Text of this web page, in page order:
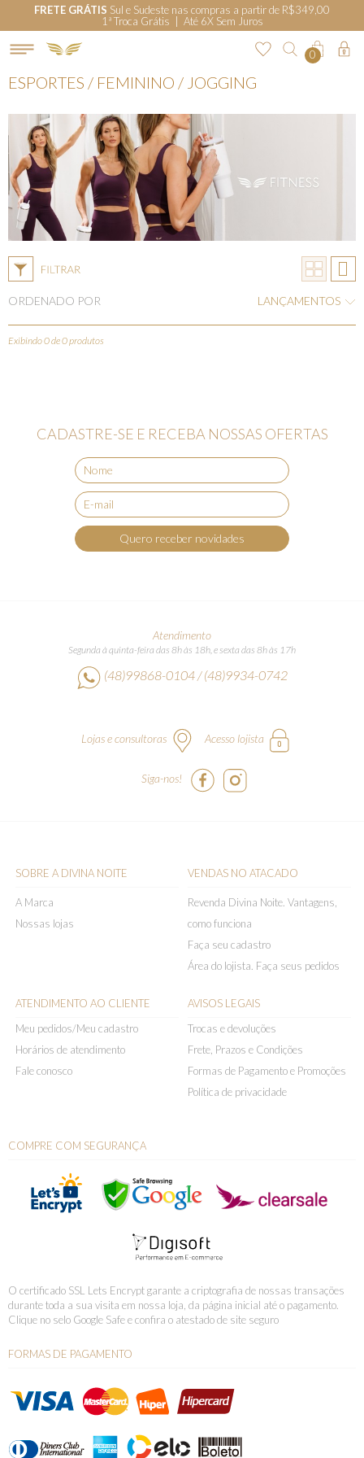
FRETE GRÁTIS Sul e Sudeste nas compras a partir de R$349,00
1ª Troca Grátis | Até 6X Sem Juros
0
ESPORTES / FEMININO / JOGGING
ORDENADO POR LANÇAMENTOS
Exibindo 0 de 0 produtos
CADASTRE-SE E RECEBA NOSSAS OFERTAS
Quero receber novidades
Atendimento
Segunda à quinta-feira das 8h às 18h, e sexta das 8h às 17h
(48)99868-0104 / (48)9934-0742
Lojas e consultoras Acesso lojista
Siga-nos!
SOBRE A DIVINA NOITE
A Marca
Nossas lojas
VENDAS NO ATACADO
Revenda Divina Noite. Vantagens,
como funciona
Faça seu cadastro
Área do lojista. Faça seus pedidos
ATENDIMENTO AO CLIENTE
Meu pedidos/Meu cadastro
Horários de atendimento
Fale conosco
AVISOS LEGAIS
Trocas e devoluções
Frete, Prazos e Condições
Formas de Pagamento e Promoções
Política de privacidade
COMPRE COM SEGURANÇA
O certificado SSL Lets Encrypt garante a criptografia de nossas transações
durante toda a sua visita em nossa loja, da página inicial até o pagamento.
Clique no selo Google Safe e confira o atestado de site seguro
FORMAS DE PAGAMENTO